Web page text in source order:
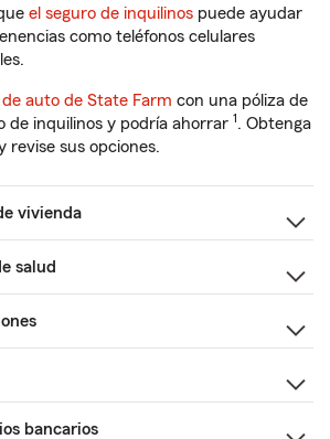
el seguro de inquilinos puede ayudar
como teléfonos celulares
auto de State Farm con una póliza de
de inquilinos y podría ahorrar 1. Obtenga
revise sus opciones.
vivienda
salud
bancarios